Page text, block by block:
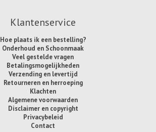
Klantenservice
Hoe plaats ik een bestelling?
Onderhoud en Schoonmaak
Veel gestelde vragen
Betalingsmogelijkheden
Verzending en levertijd
Retourneren en herroeping
Klachten
Algemene voorwaarden
Disclaimer en copyright
Privacybeleid
Contact